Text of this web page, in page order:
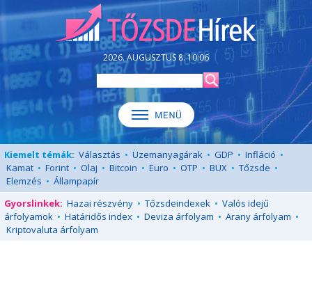
2026. AUGUSZTUS 8. 10:06
Kiemelt témák: Választás • Üzemanyagárak • GDP • Infláció •
Kamat • Forint • Olaj • Bitcoin • Euro • OTP • BUX • Tőzsde •
Elemzés • Állampapír
Gyorslinkek: Hazai részvény • Tőzsdeindexek • Valós idejű
árfolyamok • Határidős index • Deviza árfolyam • Arany árfolyam •
Kriptovaluta árfolyam